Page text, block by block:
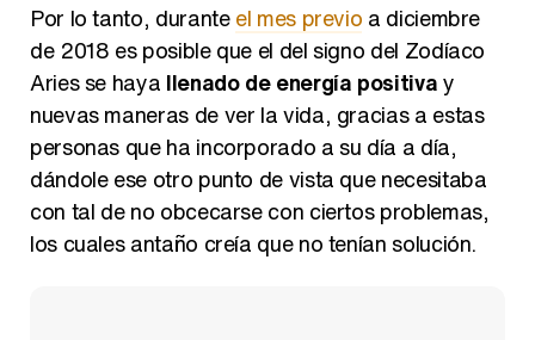
Por lo tanto, duranteel mes previo a diciembre
de 2018 es posible que el del signo del Zodíaco
Aries se haya llenado de energía positivay
nuevas maneras de ver la vida, gracias a estas
personas que ha incorporado a su día a día,
dándole ese otro punto de vista que necesitaba
con tal de no obcecarse con ciertos problemas,
los cuales antaño creía que no tenían solución.